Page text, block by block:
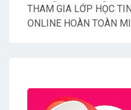
HOÀN TOÀN
SNETUNI
THAM GIA LỚP HỌC
ONLINE HOÀN TOÀN